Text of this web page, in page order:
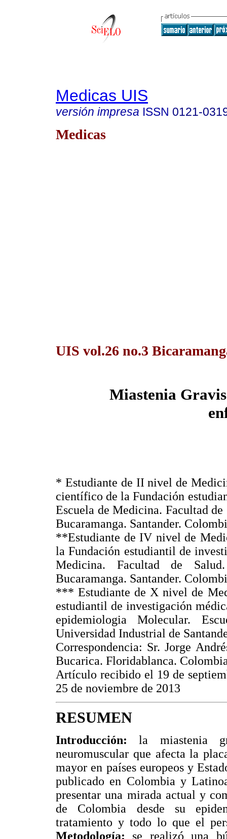
Medicas UIS
versión impresa ISSN 0121-
Medicas
UIS vol.26 no.3
Miastenia
* Estudiante de II nivel de
científico de la Fundación
Escuela de Medicina. Facultad
Bucaramanga. Santander.
**Estudiante de IV nivel de
la Fundación estudiantil de
Medicina. Facultad de
Bucaramanga. Santander.
*** Estudiante de X nivel de
estudiantil de investigación
epidemiologia Molecular.
Universidad Industrial de
Correspondencia: Sr. Jorge
Bucarica. Floridablanca.
Artículo recibido el 19 de
25 de noviembre de 2013
RESUMEN
Introducción: la miastenia
neuromuscular que afecta la
mayor en países europeos y
publicado en Colombia y
presentar una mirada actual y
de Colombia desde su
tratamiento y todo lo que el
Metodología: se realizó una